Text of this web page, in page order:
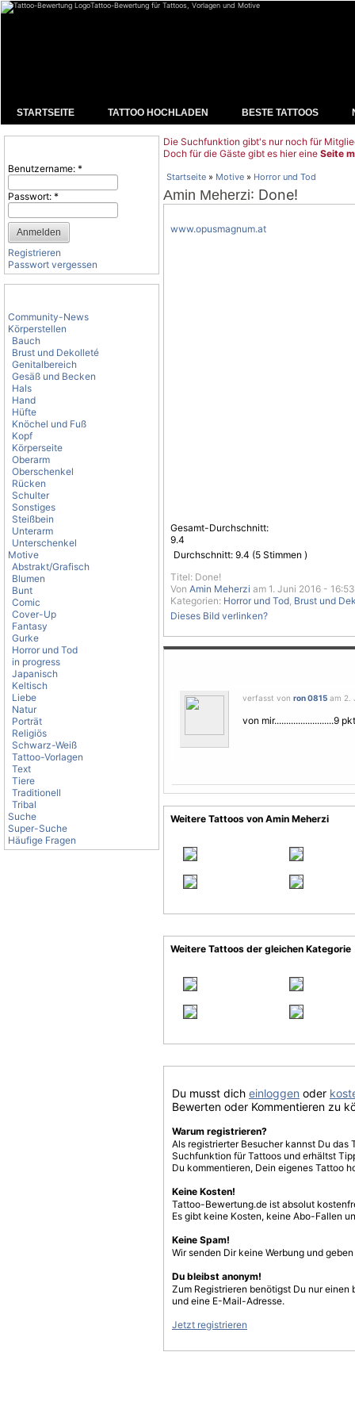
Tattoo-Bewertung für Tattoos, Vorlagen und Motive
STARTSEITE TATTOO HOCHLADEN BESTE TATTOOS
Benutzername: *
Passwort: *
Registrieren
Passwort vergessen
Community-News
Körperstellen
Bauch
Brust und Dekolleté
Genitalbereich
Gesäß und Becken
Hals
Hand
Hüfte
Knöchel und Fuß
Kopf
Körperseite
Oberarm
Oberschenkel
Rücken
Schulter
Sonstiges
Steißbein
Unterarm
Unterschenkel
Motive
Abstrakt/Grafisch
Blumen
Bunt
Comic
Cover-Up
Fantasy
Gurke
Horror und Tod
in progress
Japanisch
Keltisch
Liebe
Natur
Porträt
Religiös
Schwarz-Weiß
Tattoo-Vorlagen
Text
Tiere
Traditionell
Tribal
Suche
Super-Suche
Häufige Fragen
Die Suchfunktion gibt's nur noch für
Doch für die Gäste gibt es hier eine Seite
Startseite » Motive » Horror und Tod
Amin Meherzi: Done!
www.opusmagnum.at
Gesamt-Durchschnitt:
9.4
Durchschnitt: 9.4 (5 Stimmen )
Titel: Done!
Von Amin Meherzi am 1. Juni 2016 - 16:53
Kategorien: Horror und Tod, Brust und
Dieses Bild verlinken?
verfasst von ron 0815 am 2.
von mir.........................9 pkt
Weitere Tattoos von Amin Meherzi
Weitere Tattoos der gleichen Kategorie
Du musst dich einloggen oder
Bewerten oder Kommentieren zu
Warum registrieren?
Als registrierter Besucher kannst Du
Suchfunktion für Tattoos und erhältst
Du kommentieren, Dein eigenes Tattoo
Keine Kosten!
Tattoo-Bewertung.de ist absolut
Es gibt keine Kosten, keine Abo-Fallen
Keine Spam!
Wir senden Dir keine Werbung und
Du bleibst anonym!
Zum Registrieren benötigst Du nur einen
und eine E-Mail-Adresse.
Jetzt registrieren